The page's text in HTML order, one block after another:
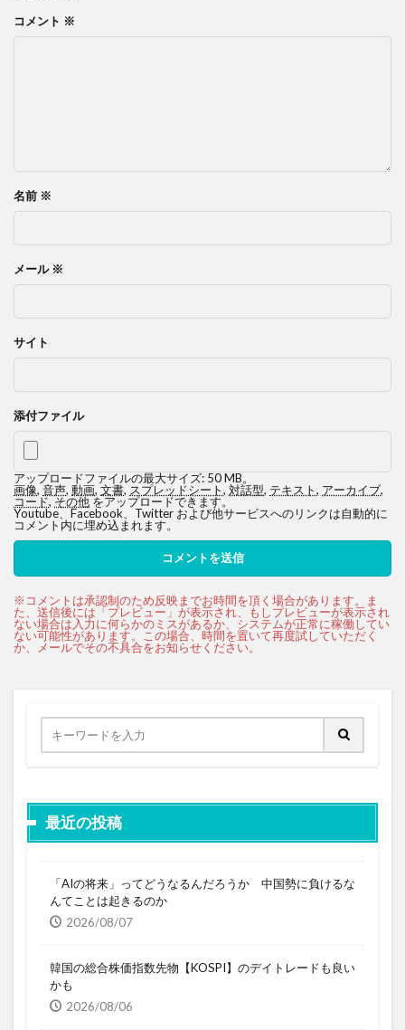
コメント ※
名前 ※
メール ※
サイト
添付ファイル
アップロードファイルの最大サイズ: 50 MB。
画像, 音声, 動画, 文書, スプレッドシート, 対話型, テキスト, アーカイブ,
コード,その他をアップロードできます。
Youtube、Facebook、Twitter および他サービスへのリンクは自動的に
コメント内に埋め込まれます。
最近の投稿
「AIの将来」ってどうなるんだろうか 中国勢に負けるな
んてことは起きるのか
2026/08/07
韓国の総合株価指数先物【KOSPI】のデイトレードも良い
かも
2026/08/06